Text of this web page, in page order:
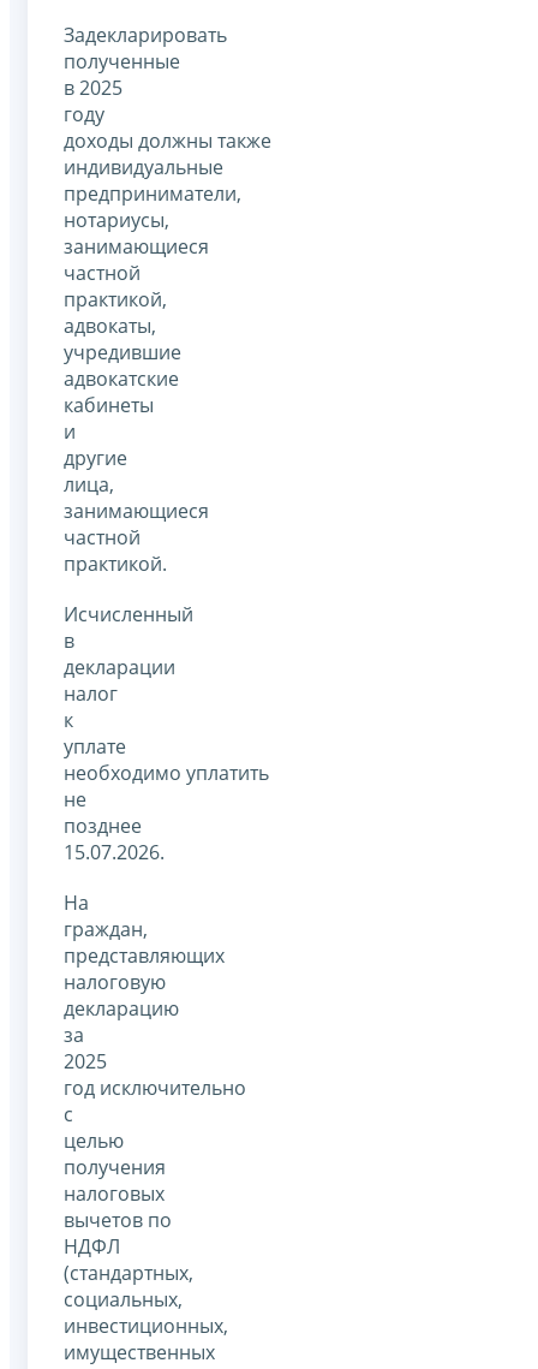
Задекларировать
полученные
в 2025
году
доходы должны также
индивидуальные
предприниматели,
нотариусы,
занимающиеся
частной
практикой,
адвокаты,
учредившие
адвокатские
кабинеты
и
другие
лица,
занимающиеся
частной
практикой.
Исчисленный
в
декларации
налог
к
уплате
необходимо уплатить
не
позднее
15.07.2026.
На
граждан,
представляющих
налоговую
декларацию
за
2025
год исключительно
с
целью
получения
налоговых
вычетов по
НДФЛ
(стандартных,
социальных,
инвестиционных,
имущественных